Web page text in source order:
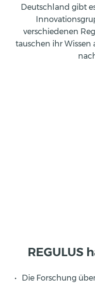
Deutschland gibt
verschiedenen
tauschen ihr Wissen
REGULUS
Die Forschung